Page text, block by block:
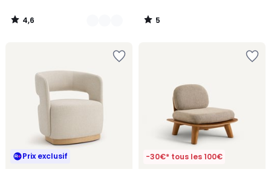
4,6
/
5
/
Prix exclusif -30€* tous les 100€